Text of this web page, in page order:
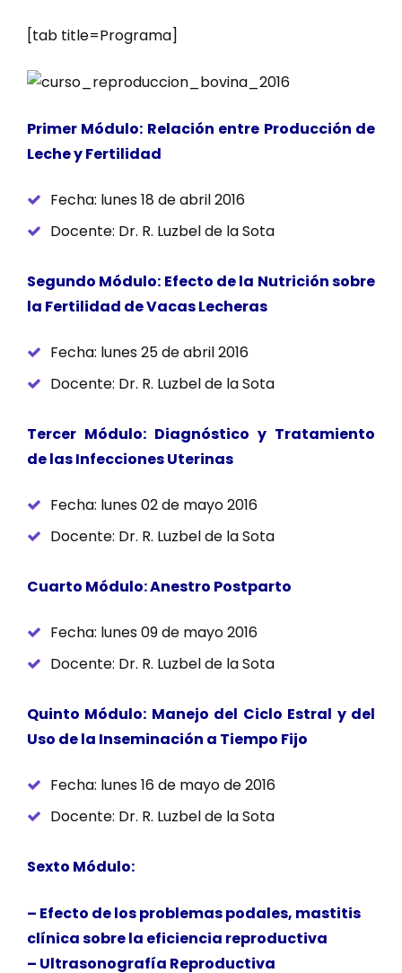
[tab title=Programa]
Primer Módulo: Relación entre Producción de
Leche y Fertilidad
Fecha: lunes 18 de abril 2016
Docente: Dr. R. Luzbel de la Sota
Segundo Módulo: Efecto de la Nutrición sobre
la Fertilidad de Vacas Lecheras
Fecha: lunes 25 de abril 2016
Docente: Dr. R. Luzbel de la Sota
Tercer Módulo: Diagnóstico y Tratamiento
de las Infecciones Uterinas
Fecha: lunes 02 de mayo 2016
Docente: Dr. R. Luzbel de la Sota
Cuarto Módulo: Anestro Postparto
Fecha: lunes 09 de mayo 2016
Docente: Dr. R. Luzbel de la Sota
Quinto Módulo: Manejo del Ciclo Estral y del
Uso de la Inseminación a Tiempo Fijo
Fecha: lunes 16 de mayo de 2016
Docente: Dr. R. Luzbel de la Sota
Sexto Módulo:
– Efecto de los problemas podales, mastitis
clínica sobre la eficiencia reproductiva
– Ultrasonografía Reproductiva